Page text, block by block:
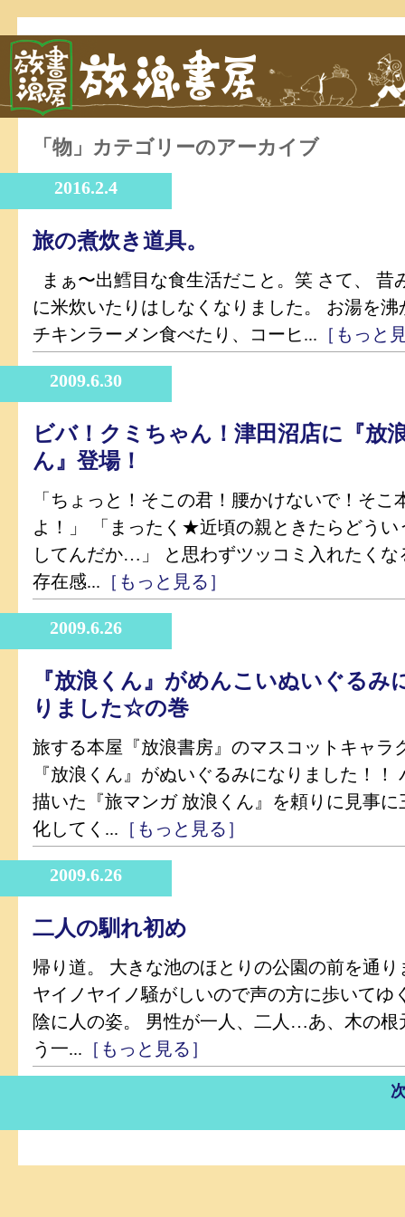
「物」カテゴリーのアーカイブ
2016.2.4
旅の煮炊き道具。
まぁ〜出鱈目な食生活だこと。笑 さて、 昔
に米炊いたりはしなくなりました。 お湯を沸
チキンラーメン食べたり、コーヒ... ［もっと
2009.6.30
ビバ！クミちゃん！津田沼店に『放
ん』登場！
「ちょっと！そこの君！腰かけないで！そこ
よ！」 「まったく★近頃の親ときたらどうい
してんだか…」 と思わずツッコミ入れたくな
存在感... ［もっと見る］
2009.6.26
『放浪くん』がめんこいぬいぐるみ
りました☆の巻
旅する本屋『放浪書房』のマスコットキャラ
『放浪くん』がぬいぐるみになりました！！
描いた『旅マンガ 放浪くん』を頼りに見事に
化してく... ［もっと見る］
2009.6.26
二人の馴れ初め
帰り道。 大きな池のほとりの公園の前を通り
ヤイノヤイノ騒がしいので声の方に歩いてゆ
陰に人の姿。 男性が一人、二人…あ、木の根
う一... ［もっと見る］